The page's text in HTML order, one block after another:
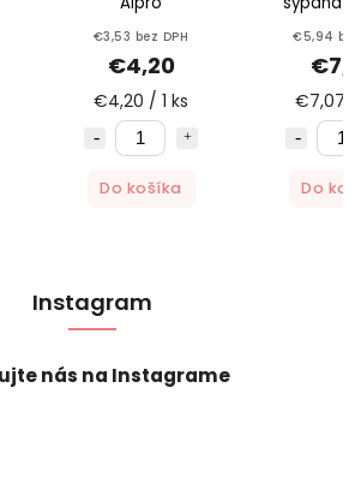
€3,53 bez DPH
€4,20
€4,20 / 1 ks
Do košíka
€5,94 bez
€7,07 /
Do
Instagram
nás na Instagrame